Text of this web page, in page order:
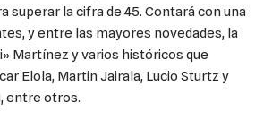
superar la cifra de 45. Contará con una
y entre las mayores novedades, la
Martínez y varios históricos que
Elola, Martin Jairala, Lucio Sturtz y
entre otros.